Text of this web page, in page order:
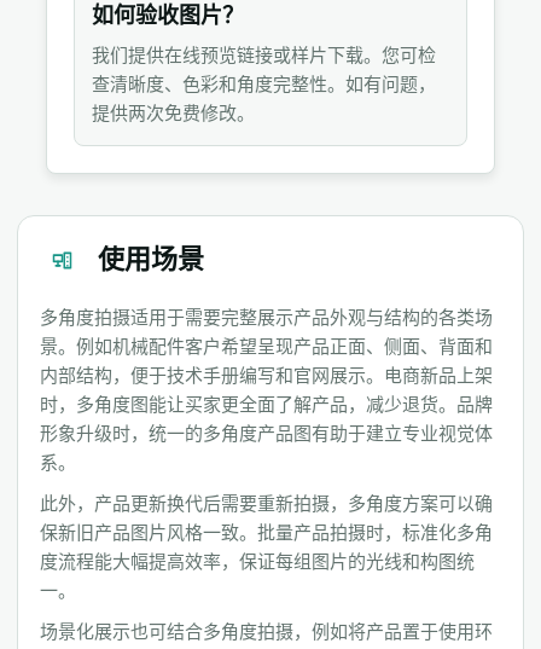
如何验收图片？
我们提供在线预览链接或样片下载。您可检
查清晰度、色彩和角度完整性。如有问题，
提供两次免费修改。
使用场景
多角度拍摄适用于需要完整展示产品外观与结构的各类场
景。例如机械配件客户希望呈现产品正面、侧面、背面和
内部结构，便于技术手册编写和官网展示。电商新品上架
时，多角度图能让买家更全面了解产品，减少退货。品牌
形象升级时，统一的多角度产品图有助于建立专业视觉体
系。
此外，产品更新换代后需要重新拍摄，多角度方案可以确
保新旧产品图片风格一致。批量产品拍摄时，标准化多角
度流程能大幅提高效率，保证每组图片的光线和构图统
一。
场景化展示也可结合多角度拍摄，例如将产品置于使用环